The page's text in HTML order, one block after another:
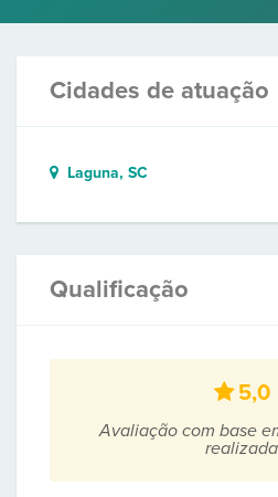
Cidades de atuação
Laguna, SC
Qualificação
5,0
Avaliação com base